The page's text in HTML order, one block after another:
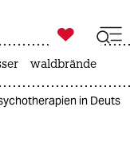

taz zahl ich
waldbrände
in